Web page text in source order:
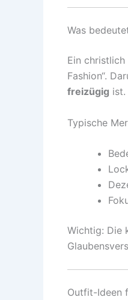
Was
Ein
Fashion“.
freizügig ist.
Typische
Wichtig: Die
Outfit-Ideen